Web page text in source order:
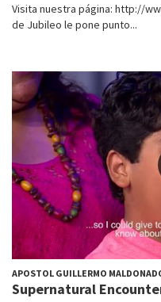
Visita nuestra página: http://
de Jubileo le pone punto...
APOSTOL GUILLERMO
Supernatural